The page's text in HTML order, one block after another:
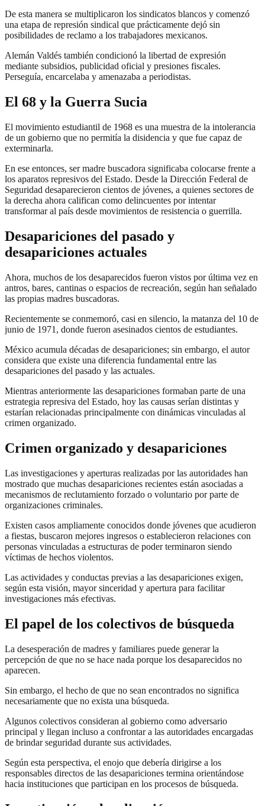
De esta manera se multiplicaron los sindicatos blancos y comenzó
una etapa de represión sindical que prácticamente dejó sin
posibilidades de reclamo a los trabajadores mexicanos.
Alemán Valdés también condicionó la libertad de expresión
mediante subsidios, publicidad oficial y presiones fiscales.
Perseguía, encarcelaba y amenazaba a periodistas.
El 68 y la Guerra Sucia
El movimiento estudiantil de 1968 es una muestra de la intolerancia
de un gobierno que no permitía la disidencia y que fue capaz de
exterminarla.
En ese entonces, ser madre buscadora significaba colocarse frente a
los aparatos represivos del Estado. Desde la Dirección Federal de
Seguridad desaparecieron cientos de jóvenes, a quienes sectores de
la derecha ahora califican como delincuentes por intentar
transformar al país desde movimientos de resistencia o guerrilla.
Desapariciones del pasado y
desapariciones actuales
Ahora, muchos de los desaparecidos fueron vistos por última vez en
antros, bares, cantinas o espacios de recreación, según han señalado
las propias madres buscadoras.
Recientemente se conmemoró, casi en silencio, la matanza del 10 de
junio de 1971, donde fueron asesinados cientos de estudiantes.
México acumula décadas de desapariciones; sin embargo, el autor
considera que existe una diferencia fundamental entre las
desapariciones del pasado y las actuales.
Mientras anteriormente las desapariciones formaban parte de una
estrategia represiva del Estado, hoy las causas serían distintas y
estarían relacionadas principalmente con dinámicas vinculadas al
crimen organizado.
Crimen organizado y desapariciones
Las investigaciones y aperturas realizadas por las autoridades han
mostrado que muchas desapariciones recientes están asociadas a
mecanismos de reclutamiento forzado o voluntario por parte de
organizaciones criminales.
Existen casos ampliamente conocidos donde jóvenes que acudieron
a fiestas, buscaron mejores ingresos o establecieron relaciones con
personas vinculadas a estructuras de poder terminaron siendo
víctimas de hechos violentos.
Las actividades y conductas previas a las desapariciones exigen,
según esta visión, mayor sinceridad y apertura para facilitar
investigaciones más efectivas.
El papel de los colectivos de búsqueda
La desesperación de madres y familiares puede generar la
percepción de que no se hace nada porque los desaparecidos no
aparecen.
Sin embargo, el hecho de que no sean encontrados no significa
necesariamente que no exista una búsqueda.
Algunos colectivos consideran al gobierno como adversario
principal y llegan incluso a confrontar a las autoridades encargadas
de brindar seguridad durante sus actividades.
Según esta perspectiva, el enojo que debería dirigirse a los
responsables directos de las desapariciones termina orientándose
hacia instituciones que participan en los procesos de búsqueda.